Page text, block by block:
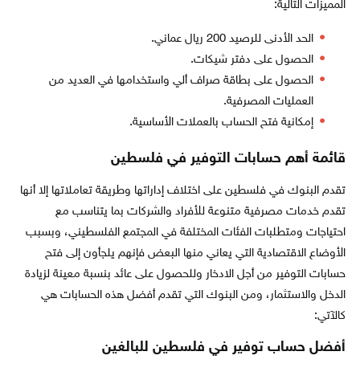
المميزات التالية:
الحد الأدنى للرصيد 200 ريال عماني.
الحصول على دفتر شيكات.
الحصول على بطاقة صراف ألي واستخدامها في العديد من
العمليات المصرفية.
إمكانية فتح الحساب بالعملات الأساسية.
قائمة أهم حسابات التوفير في فلسطين
تقدم البنوك في فلسطين على اختلاف إداراتها وطريقة تعاملاتها إلا أنها
تقدم خدمات مصرفية متنوعة للأفراد والشركات بما يتناسب مع
احتياجات ومتطلبات الفئات المختلفة في المجتمع الفلسطيني، وبسبب
الأوضاع الاقتصادية التي يعاني منها البعض فإنهم يلجأون إلى فتح
حسابات التوفير من أجل الادخار وللحصول على عائد بنسبة معينة لزيادة
الدخل والاستثمار، ومن البنوك التي تقدم أفضل هذه الحسابات هي
كالآتي:
أفضل حساب توفير في فلسطين للبالغين